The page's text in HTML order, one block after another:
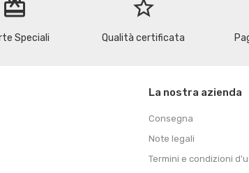
redeem
Speciali
star_border
Qualità certificata
La nostra azienda
Consegna
Note legali
Termini e condizioni